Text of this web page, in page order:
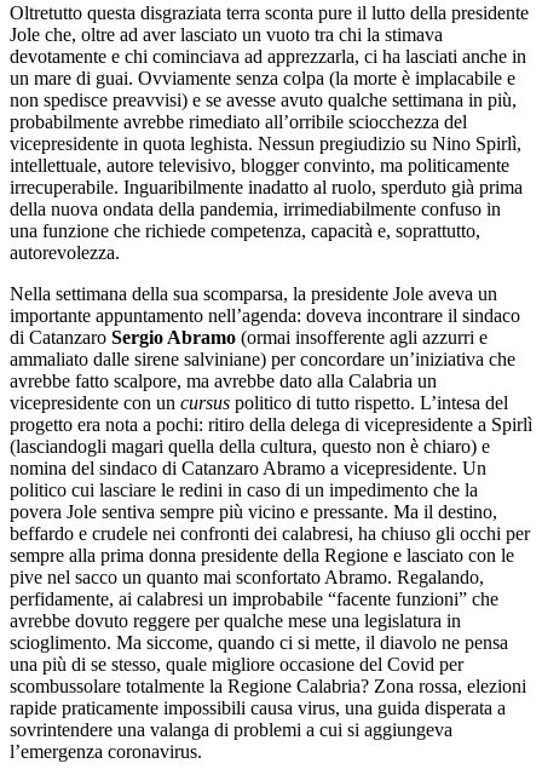
Oltretutto questa disgraziata terra sconta pure il lutto della presidente
Jole che, oltre ad aver lasciato un vuoto tra chi la stimava
devotamente e chi cominciava ad apprezzarla, ci ha lasciati anche in
un mare di guai. Ovviamente senza colpa (la morte è implacabile e
non spedisce preavvisi) e se avesse avuto qualche settimana in più,
probabilmente avrebbe rimediato all’orribile sciocchezza del
vicepresidente in quota leghista. Nessun pregiudizio su Nino Spirlì,
intellettuale, autore televisivo, blogger convinto, ma politicamente
irrecuperabile. Inguaribilmente inadatto al ruolo, sperduto già prima
della nuova ondata della pandemia, irrimediabilmente confuso in
una funzione che richiede competenza, capacità e, soprattutto,
autorevolezza.
Nella settimana della sua scomparsa, la presidente Jole aveva un
importante appuntamento nell’agenda: doveva incontrare il sindaco
di Catanzaro Sergio Abramo (ormai insofferente agli azzurri e
ammaliato dalle sirene salviniane) per concordare un’iniziativa che
avrebbe fatto scalpore, ma avrebbe dato alla Calabria un
vicepresidente con un cursus politico di tutto rispetto. L’intesa del
progetto era nota a pochi: ritiro della delega di vicepresidente a Spirlì
(lasciandogli magari quella della cultura, questo non è chiaro) e
nomina del sindaco di Catanzaro Abramo a vicepresidente. Un
politico cui lasciare le redini in caso di un impedimento che la
povera Jole sentiva sempre più vicino e pressante. Ma il destino,
beffardo e crudele nei confronti dei calabresi, ha chiuso gli occhi per
sempre alla prima donna presidente della Regione e lasciato con le
pive nel sacco un quanto mai sconfortato Abramo. Regalando,
perfidamente, ai calabresi un improbabile “facente funzioni” che
avrebbe dovuto reggere per qualche mese una legislatura in
scioglimento. Ma siccome, quando ci si mette, il diavolo ne pensa
una più di se stesso, quale migliore occasione del Covid per
scombussolare totalmente la Regione Calabria? Zona rossa, elezioni
rapide praticamente impossibili causa virus, una guida disperata a
sovrintendere una valanga di problemi a cui si aggiungeva
l’emergenza coronavirus.